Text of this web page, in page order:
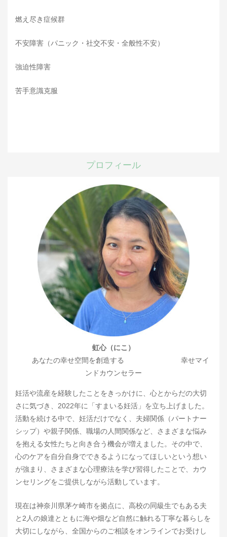
燃え尽き症候群
不安障害（パニック・社交不安・全般性不安）
強迫性障害
苦手意識克服
プロフィール
虹心（にこ）
あなたの幸せ空間を創造する 幸せマイ
ンドカウンセラー
妊活や流産を経験したことをきっかけに、心とからだの大切
さに気づき、2022年に「すまいる妊活」を立ち上げました。
活動を続ける中で、妊活だけでなく、夫婦関係（パートナー
シップ）や親子関係、職場の人間関係など、さまざまな悩み
を抱える女性たちと向き合う機会が増えました。その中で、
心のケアを自分自身でできるようになってほしいという想い
が強まり、さまざまな心理療法を学び習得したことで、カウ
ンセリングをご提供しながら活動しています。
現在は神奈川県茅ケ崎市を拠点に、高校の同級生でもある夫
と2人の娘達とともに海や畑など自然に触れる丁寧な暮らしを
大切にしながら、全国からのご相談をオンラインでお受けし